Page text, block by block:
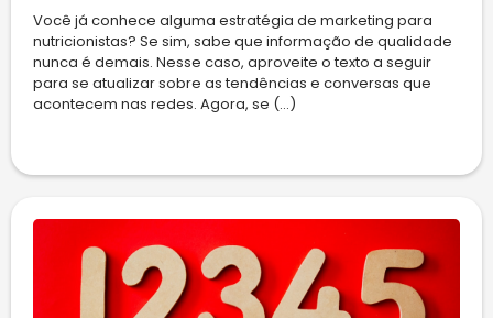
Você já conhece alguma estratégia de marketing para
nutricionistas? Se sim, sabe que informação de qualidade
nunca é demais. Nesse caso, aproveite o texto a seguir
para se atualizar sobre as tendências e conversas que
acontecem nas redes. Agora, se (...)